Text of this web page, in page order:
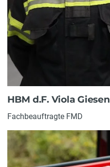
HBM d.F. Viola Giesen
Fachbeauftragte FMD